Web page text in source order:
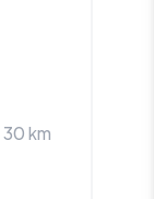
30km